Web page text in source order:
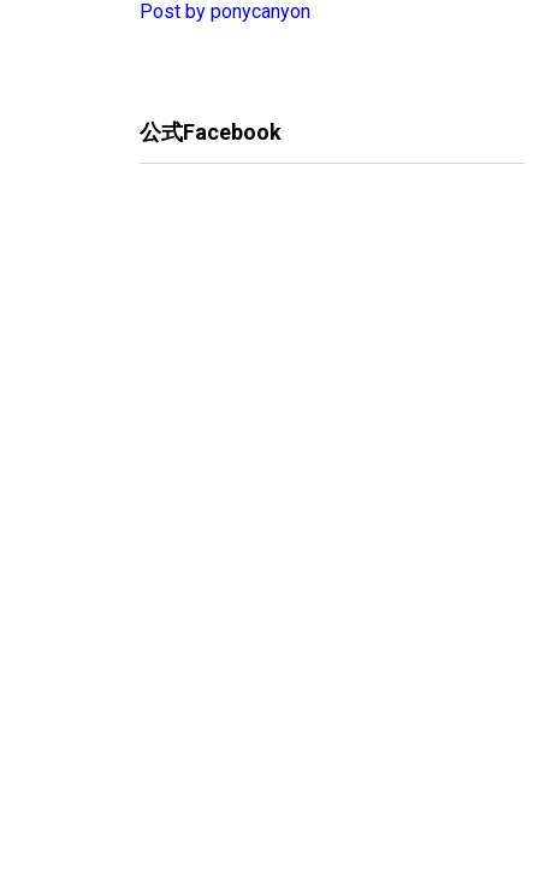
Post by ponycanyon
公式Facebook